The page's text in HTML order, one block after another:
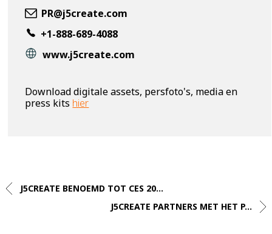
PR@j5create.com
+1-888-689-4088
www.j5create.com
Download digitale assets, persfoto's, media en
press kits hier
J5CREATE BENOEMD TOT CES 20...
J5CREATE PARTNERS MET HET P...